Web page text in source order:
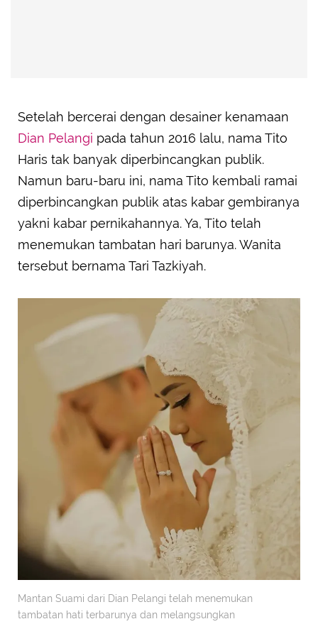
Setelah bercerai dengan desainer kenamaan
Dian Pelangi pada tahun 2016 lalu, nama Tito
Haris tak banyak diperbincangkan publik.
Namun baru-baru ini, nama Tito kembali ramai
diperbincangkan publik atas kabar gembiranya
yakni kabar pernikahannya. Ya, Tito telah
menemukan tambatan hari barunya. Wanita
tersebut bernama Tari Tazkiyah.
Mantan Suami dari Dian Pelangi telah menemukan
tambatan hati terbarunya dan melangsungkan